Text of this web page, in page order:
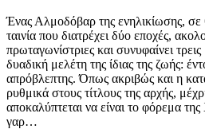
Ένας Αλμοδόβαρ της ενηλικίωσης,
ταινία που διατρέχει δύο εποχές,
πρωταγωνίστριες και συνυφαίνει
δυαδική μελέτη της ίδιας της ζωής:
απρόβλεπτης. Όπως ακριβώς και η
ρυθμικά στους τίτλους της αρχής,
αποκαλύπτεται να είναι το φόρεμα
γαρ…